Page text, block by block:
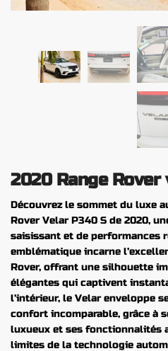
2020 Range Rover
Découvrez le sommet du luxe
Rover Velar P340 S de 2020,
saisissant et de performances
emblématique incarne
Rover, offrant une silhouette
élégantes qui captivent
l’intérieur, le Velar enveloppe
confort incomparable, grâce à
luxueux et ses fonctionnalités
limites de la technologie